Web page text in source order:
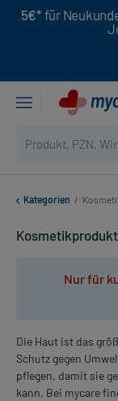
5€* für
Kategorien /
Nur für
Die Haut ist das
Schutz gegen
pflegen, damit sie
kann. Bei mycare